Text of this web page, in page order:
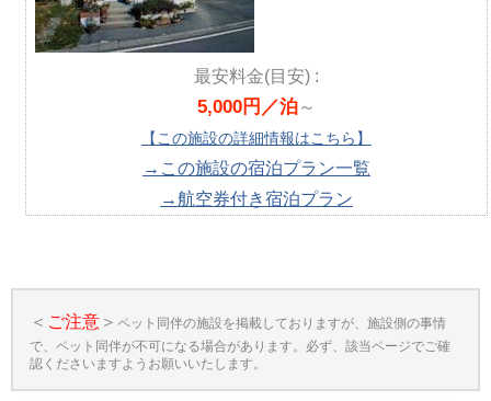
最安料金(目安) :
5,000円／泊～
【この施設の詳細情報はこちら】
→この施設の宿泊プラン一覧
→航空券付き宿泊プラン
＜ ご注意＞ ペット同伴の施設を掲載しておりますが、施設側の事情
で、ペット同伴が不可になる場合があります。必ず、該当ページでご確
認くださいますようお願いいたします。